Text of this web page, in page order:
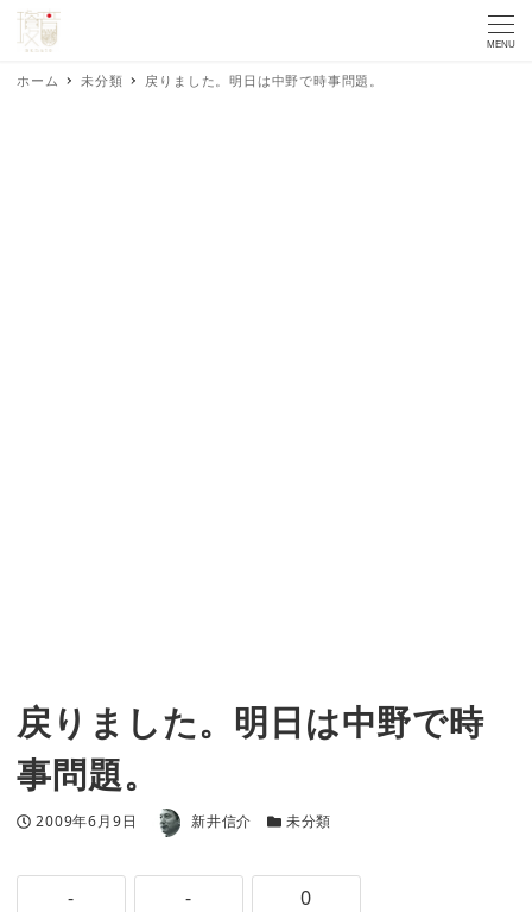
MENU
ホーム 未分類 戻りました。明日は中野で時事問題。
戻りました。明日は中野で時
事問題。
投稿日
2009年6月9日 著者 新井信介 カテゴリー
未分類
- - 0